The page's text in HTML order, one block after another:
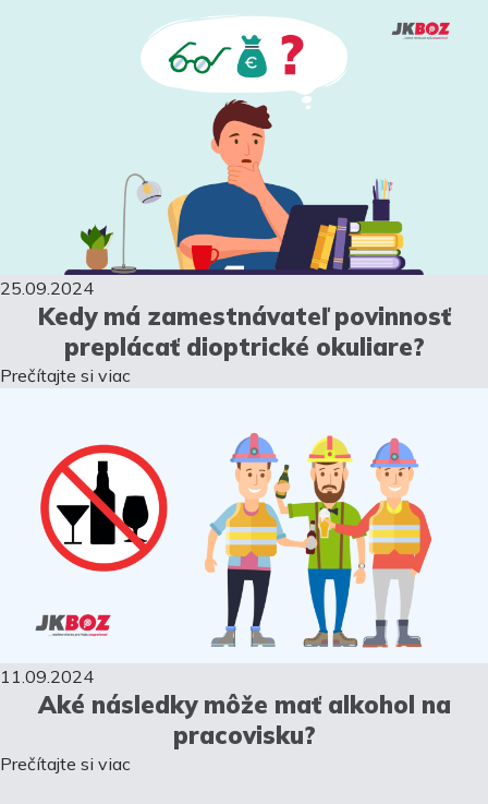
25.09.2024
Kedy má zamestnávateľ povinnosť
preplácať dioptrické okuliare?
Prečítajte si viac
11.09.2024
Aké následky môže mať alkohol na
pracovisku?
Prečítajte si viac